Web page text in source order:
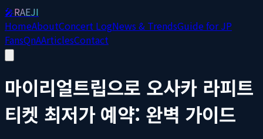
🎤RAEJI
HomeAboutConcert LogNews & TrendsGuide for JP
FansQnAArticlesContact
마이리얼트립으로 오사카 라피트
티켓 최저가 예약: 완벽 가이드